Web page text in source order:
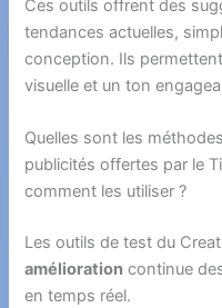
Ces outils offrent des
tendances actuelles,
conception. Ils
visuelle et un ton
Quelles sont les
publicités offertes par le
comment les utiliser ?
Les outils de test du
amélioration continue
en temps réel.